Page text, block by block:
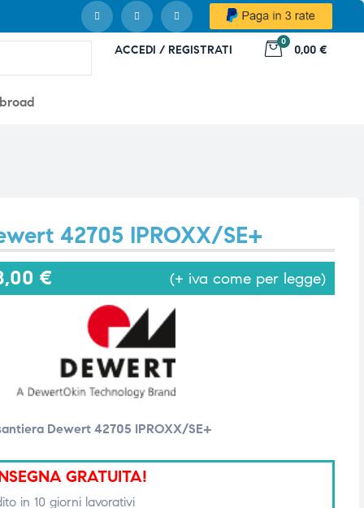
ACCEDI / REGISTRATI
0
0,00 €
42705 IPROXX/SE+
€ (+ iva come per legge)
Dewert 42705 IPROXX/SE+
GRATUITA!
in 10 giorni lavorativi